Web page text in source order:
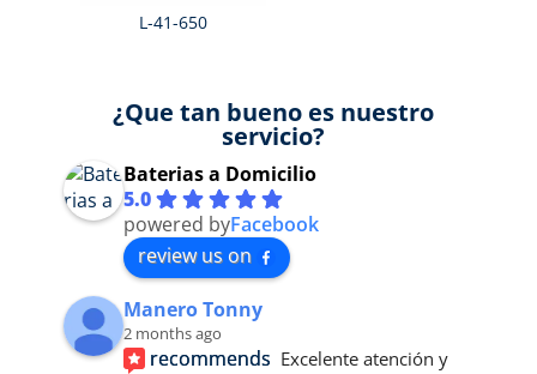
L-41-650
¿Que tan bueno es nuestro
servicio?
Baterias a Domicilio
5.0
powered byFacebook
review us on
Manero Tonny
2 months ago
recommends Excelente atención y